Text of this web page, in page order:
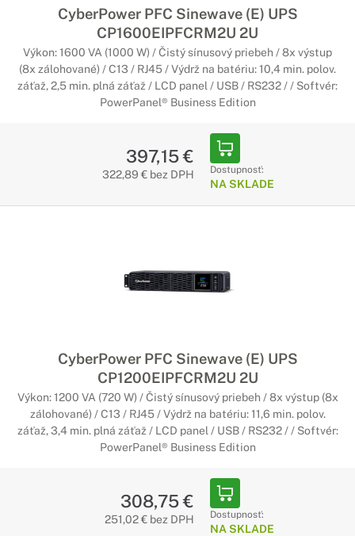
CyberPower PFC Sinewave (E) UPS
CP1600EIPFCRM2U 2U
Výkon: 1600 VA (1000 W) / Čistý sínusový priebeh / 8x výstup
(8x zálohované) / C13 / RJ45 / Výdrž na batériu: 10,4 min. polov.
záťaž, 2,5 min. plná záťaž / LCD panel / USB / RS232 / / Softvér:
PowerPanel® Business Edition
397,15 €
322,89 € bez DPH Dostupnosť:
NA SKLADE
CyberPower PFC Sinewave (E) UPS
CP1200EIPFCRM2U 2U
Výkon: 1200 VA (720 W) / Čistý sínusový priebeh / 8x výstup (8x
zálohované) / C13 / RJ45 / Výdrž na batériu: 11,6 min. polov.
záťaž, 3,4 min. plná záťaž / LCD panel / USB / RS232 / / Softvér:
PowerPanel® Business Edition
308,75 €
251,02 € bez DPH Dostupnosť:
NA SKLADE